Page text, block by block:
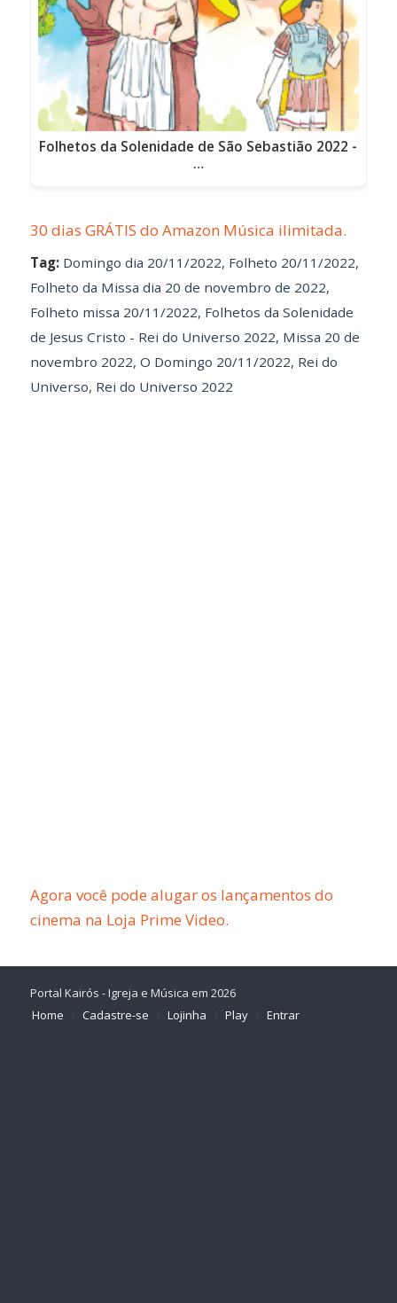
Folhetos da Solenidade de São Sebastião 2022 -
…
30 dias GRÁTIS do Amazon Música ilimitada.
Tag: Domingo dia 20/11/2022, Folheto 20/11/2022,
Folheto da Missa dia 20 de novembro de 2022,
Folheto missa 20/11/2022, Folhetos da Solenidade
de Jesus Cristo - Rei do Universo 2022, Missa 20 de
novembro 2022, O Domingo 20/11/2022, Rei do
Universo, Rei do Universo 2022
Agora você pode alugar os lançamentos do
cinema na Loja Prime Video.
Portal Kairós - Igreja e Música em 2026
Home
Cadastre-se Lojinha Play Entrar